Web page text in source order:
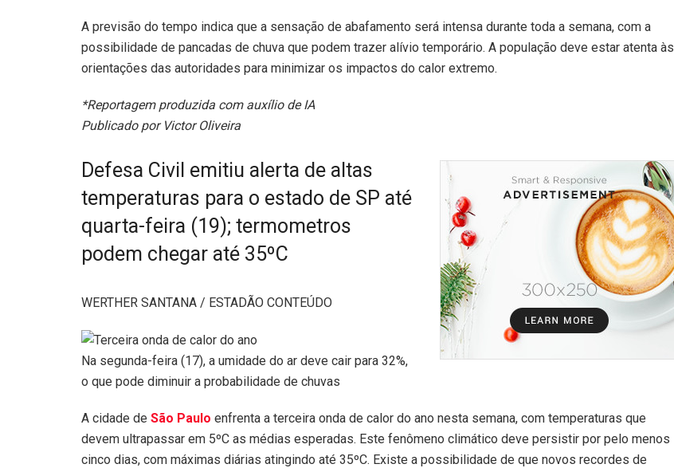
A previsão do tempo indica que a sensação de abafamento será intensa durante toda a semana, com a
possibilidade de pancadas de chuva que podem trazer alívio temporário. A população deve estar atenta às
orientações das autoridades para minimizar os impactos do calor extremo.
*Reportagem produzida com auxílio de IA
Publicado por Victor Oliveira
Defesa Civil emitiu alerta de altas
temperaturas para o estado de SP até
quarta-feira (19); termometros
podem chegar até 35ºC
WERTHER SANTANA / ESTADÃO CONTEÚDO
Na segunda-feira (17), a umidade do ar deve cair para 32%,
o que pode diminuir a probabilidade de chuvas
A cidade de São Paulo enfrenta a terceira onda de calor do ano nesta semana, com temperaturas que
devem ultrapassar em 5ºC as médias esperadas. Este fenômeno climático deve persistir por pelo menos
cinco dias, com máximas diárias atingindo até 35ºC. Existe a possibilidade de que novos recordes de